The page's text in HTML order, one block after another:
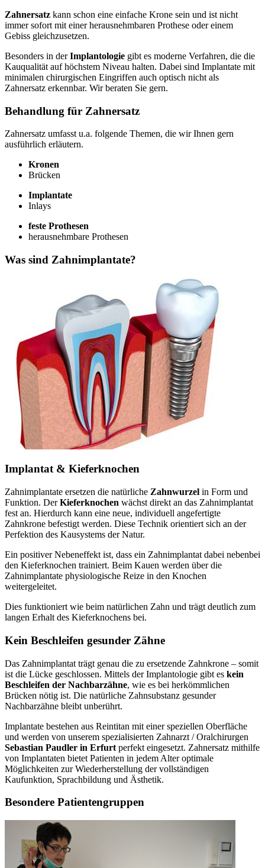
Zahnersatz kann schon eine einfache Krone sein und ist nicht
immer sofort mit einer herausnehmbaren Prothese oder einem
Gebiss gleichzusetzen.
Besonders in derImplantologie gibt es moderne Verfahren, die die
Kauqualität auf höchstem Niveau halten. Dabei sind Implantate mit
minimalen chirurgischen Eingriffen auch optisch nicht als
Zahnersatz erkennbar. Wir beraten Sie gern.
Behandlung für Zahnersatz
Zahnersatz umfasst u.a. folgende Themen, die wir Ihnen gern
ausführlich erläutern.
Kronen
Brücken
Implantate
Inlays
feste Prothesen
herausnehmbare Prothesen
Was sind Zahnimplantate?
Implantat & Kieferknochen
Zahnimplantate ersetzen die natürliche Zahnwurzel in Form und
Funktion. DerKieferknochen wächst direkt an das Zahnimplantat
fest an. Hierdurch kann eine neue, individuell angefertigte
Zahnkrone befestigt werden. Diese Technik orientiert sich an der
Perfektion des Kausystems der Natur.
Ein positiver Nebeneffekt ist, dass ein Zahnimplantat dabei nebenbei
den Kieferknochen trainiert. Beim Kauen werden über die
Zahnimplantate physiologische Reize in den Knochen
weitergeleitet.
Dies funktioniert wie beim natürlichen Zahn und trägt deutlich zum
langen Erhalt des Kieferknochens bei.
Kein Beschleifen gesunder Zähne
Das Zahnimplantat trägt genau die zu ersetzende Zahnkrone – somit
ist die Lücke geschlossen. Mittels der Implantologie gibt es kein
Beschleifen der Nachbarzähne, wie es bei herkömmlichen
Brücken nötig ist. Die natürliche Zahnsubstanz gesunder
Nachbarzähne bleibt unberührt.
Implantate bestehen aus Reintitan mit einer speziellen Oberfläche
und werden von unserem spezialisierten Zahnarzt / Oralchirurgen
Sebastian Paudler in Erfurt perfekt eingesetzt. Zahnersatz mithilfe
von Implantaten bietet Patienten in jedem Alter optimale
Möglichkeiten zur Wiederherstellung der vollständigen
Kaufunktion, Sprachbildung und Ästhetik.
Besondere Patientengruppen